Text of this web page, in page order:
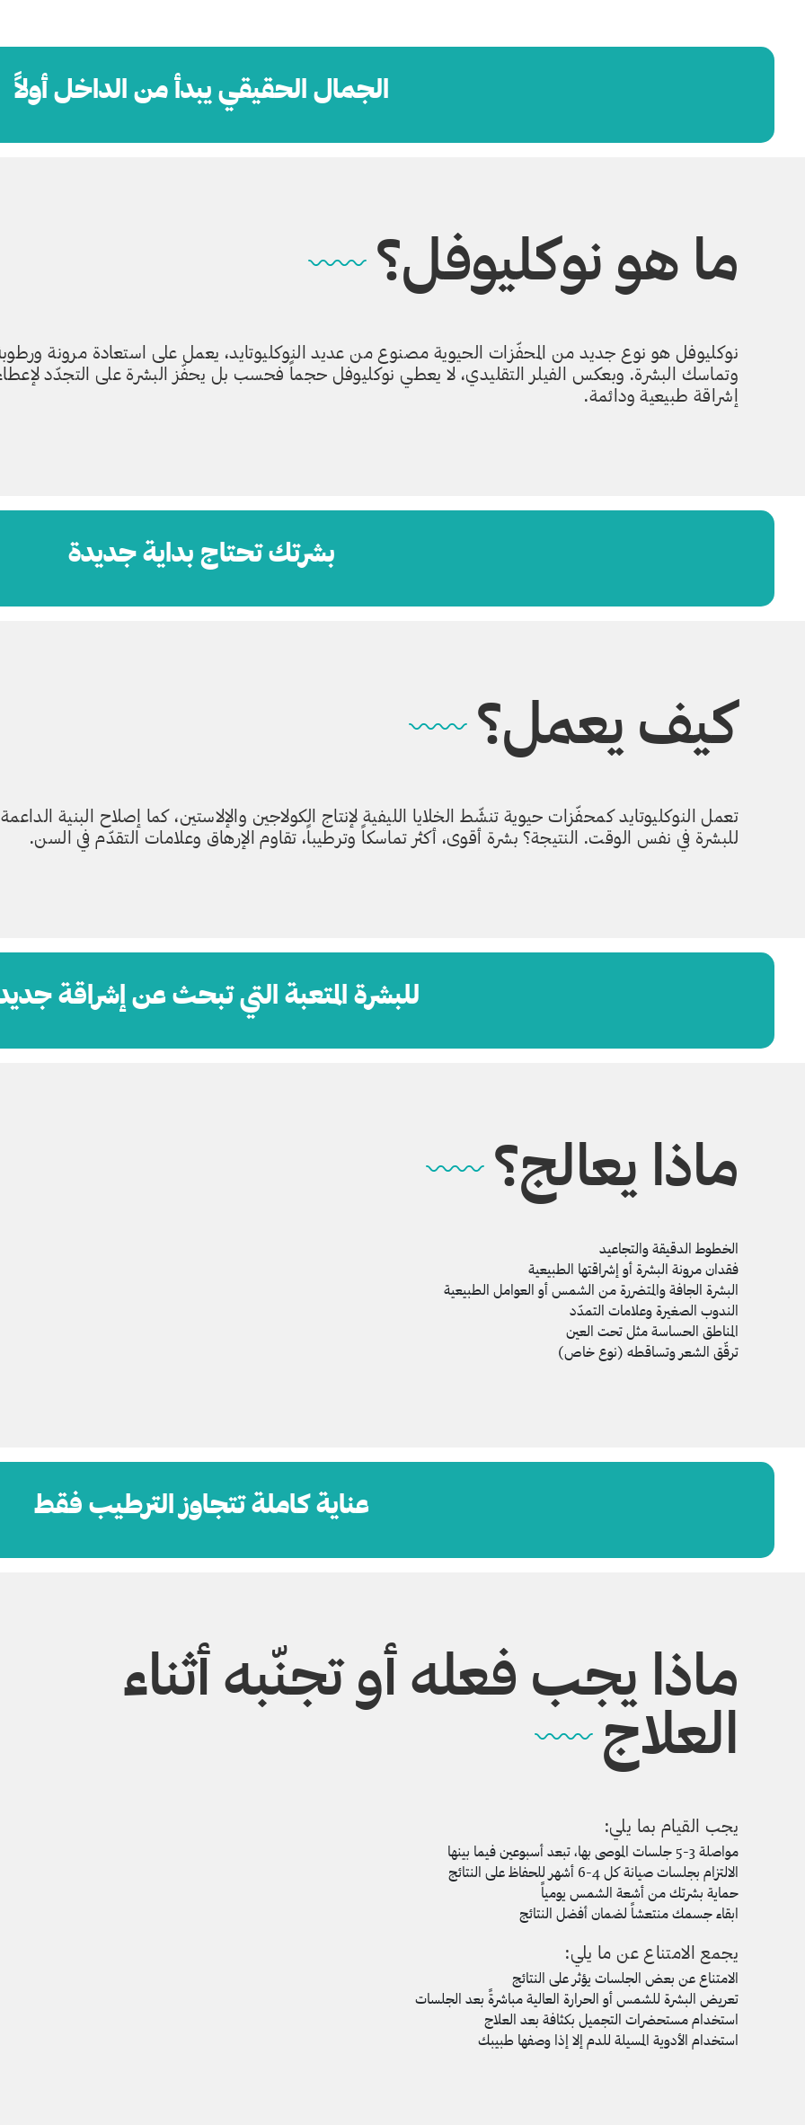
الجمال الحقيقي يبدأ من الداخل أولاً
ما هو نوكليوفل؟
نوكليوفل هو نوع جديد من المحفّزات الحيوية مصنوع من عديد النوكليوتايد، يعمل على استعادة مرونة
وتماسك البشرة. وبعكس الفيلر التقليدي، لا يعطي نوكليوفل حجماً فحسب بل يحفّز البشرة على التجدّد
إشراقة طبيعية ودائمة.
بشرتك تحتاج بداية جديدة
كيف يعمل؟
تعمل النوكليوتايد كمحفّزات حيوية تنشّط الخلايا الليفية لإنتاج الكولاجين والإلاستين، كما إصلاح البنية الداعمة
للبشرة في نفس الوقت. النتيجة؟ بشرة أقوى، أكثر تماسكاً وترطيباً، تقاوم الإرهاق وعلامات التقدّم في السن.
للبشرة المتعبة التي تبحث عن إشراقة
ماذا يعالج؟
الخطوط الدقيقة والتجاعيد
فقدان مرونة البشرة أو إشراقتها الطبيعية
البشرة الجافة والمتضررة من الشمس أو العوامل الطبيعية
الندوب الصغيرة وعلامات التمدّد
المناطق الحساسة مثل تحت العين
ترقّق الشعر وتساقطه (نوع خاص)
عناية كاملة تتجاوز الترطيب فقط
ماذا يجب فعله أو تجنّبه أثناء
العلاج
يجب القيام بما يلي:
مواصلة 3-5 جلسات الموصى بها، تبعد أسبوعين فيما بينها
الالتزام بجلسات صيانة كل 4-6 أشهر للحفاظ على النتائج
حماية بشرتك من أشعة الشمس يومياً
ابقاء جسمك منتعشاً لضمان أفضل النتائج
يجمع الامتناع عن ما يلي:
الامتناع عن بعض الجلسات يؤثر على النتائج
تعريض البشرة للشمس أو الحرارة العالية مباشرةً بعد الجلسات
استخدام مستحضرات التجميل بكثافة بعد العلاج
استخدام الأدوية المسيلة للدم إلا إذا وصفها طبيبك